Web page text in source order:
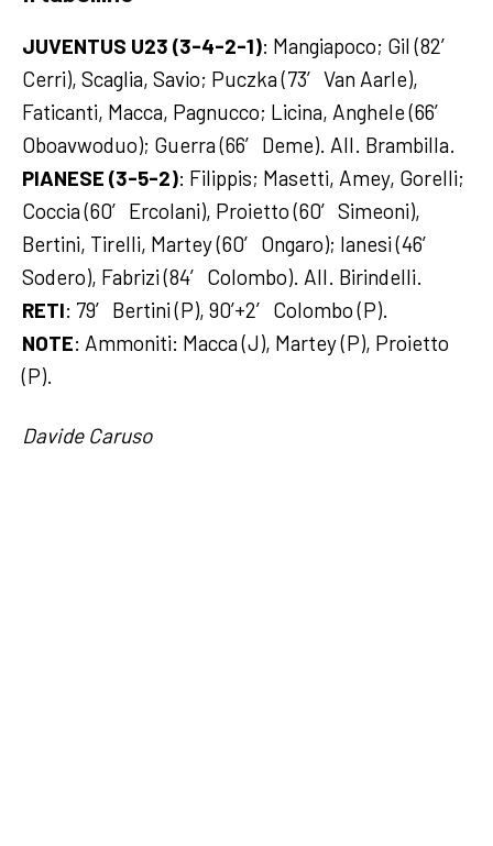
JUVENTUS U23 (3-4-2-1): Mangiapoco; Gil (82′
Cerri), Scaglia, Savio; Puczka (73′ Van Aarle),
Faticanti, Macca, Pagnucco; Licina, Anghele (66′
Oboavwoduo); Guerra (66′ Deme). All. Brambilla.
PIANESE (3-5-2): Filippis; Masetti, Amey, Gorelli;
Coccia (60′ Ercolani), Proietto (60′ Simeoni),
Bertini, Tirelli, Martey (60′ Ongaro); Ianesi (46′
Sodero), Fabrizi (84′ Colombo). All. Birindelli.
RETI: 79′ Bertini (P), 90’+2′ Colombo (P).
NOTE: Ammoniti: Macca (J), Martey (P), Proietto
(P).
Davide Caruso